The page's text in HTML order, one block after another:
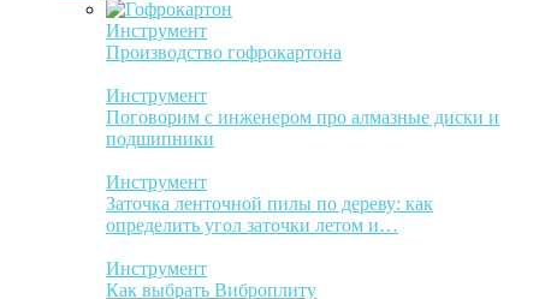
Инструмент
Производство гофрокартона
Инструмент
Поговорим с инженером про алмазные диски и
подшипники
Инструмент
Заточка ленточной пилы по дереву: как
определить угол заточки летом и…
Инструмент
Как выбрать Виброплиту